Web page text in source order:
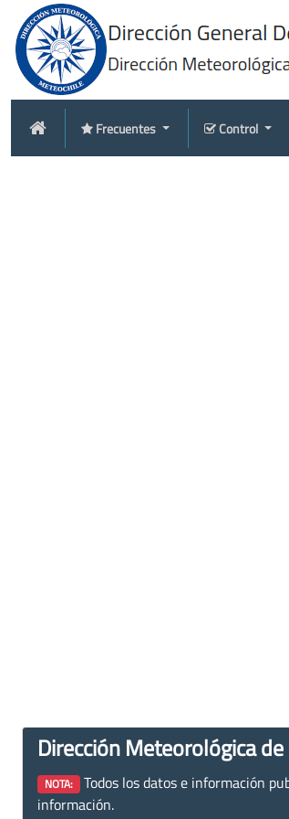
Frecuentes Control
Dirección Meteorológica
NOTA: Todos los datos e información
información.